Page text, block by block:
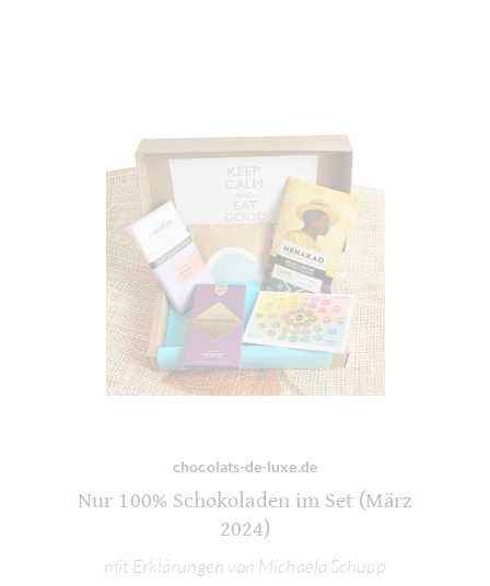
chocolats-de-luxe.de
Nur 100% Schokoladen im Set (März
2024)
mit Erklärungen von Michaela Schupp